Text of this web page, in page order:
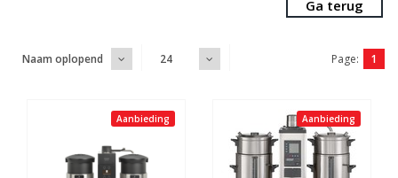
Ga terug
Naam oplopend 24 Page: 1
Aanbieding Aanbieding